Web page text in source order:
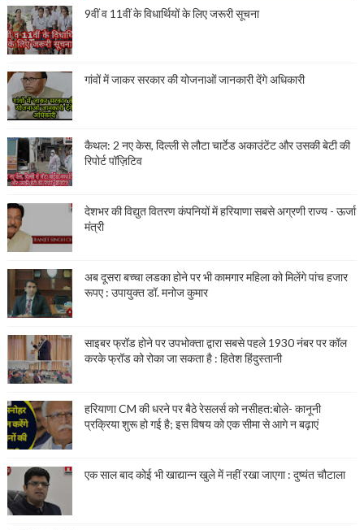
9वीं व 11वीं के विधार्थियों के लिए जरूरी सूचना
गांवों में जाकर सरकार की योजनाओं जानकारी देंगे अधिकारी
कैथल: 2 नए केस, दिल्ली से लौटा चार्टेड अकाउंटेंट और उसकी बेटी की
रिपोर्ट पॉज़िटिव
देशभर की विद्युत वितरण कंपनियों में हरियाणा सबसे अग्रणी राज्य - ऊर्जा
मंत्री
अब दूसरा बच्चा लडका होने पर भी कामगार महिला को मिलेंगे पांच हजार
रूपए : उपायुक्त डॉ. मनोज कुमार
साइबर फ्रॉड होने पर उपभोक्ता द्वारा सबसे पहले 1930 नंबर पर कॉल
करके फ्रॉड को रोका जा सकता है : हितेश हिंदुस्तानी
हरियाणा CM की धरने पर बैठे रेसलर्स को नसीहत:बोले- कानूनी
प्रक्रिया शुरू हो गई है; इस विषय को एक सीमा से आगे न बढ़ाएं
एक साल बाद कोई भी खाद्यान्न खुले में नहीं रखा जाएगा : दुष्यंत चौटाला